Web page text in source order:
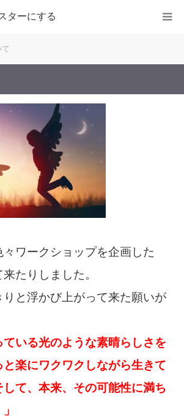
ターにする
ワークショップを企画した
たりしました。
りと浮かび上がって来た願いが
ている光のような素晴らしさを
楽にワクワクしながら生きて
して、本来、その可能性に満ち